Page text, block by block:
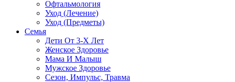
Офтальмология
Уход (Лечение)
Уход (Предметы)
Семья
Дети От 3-Х Лет
Женское Здоровье
Мама И Малыш
Мужское Здоровье
Сезон, Импульс, Травма